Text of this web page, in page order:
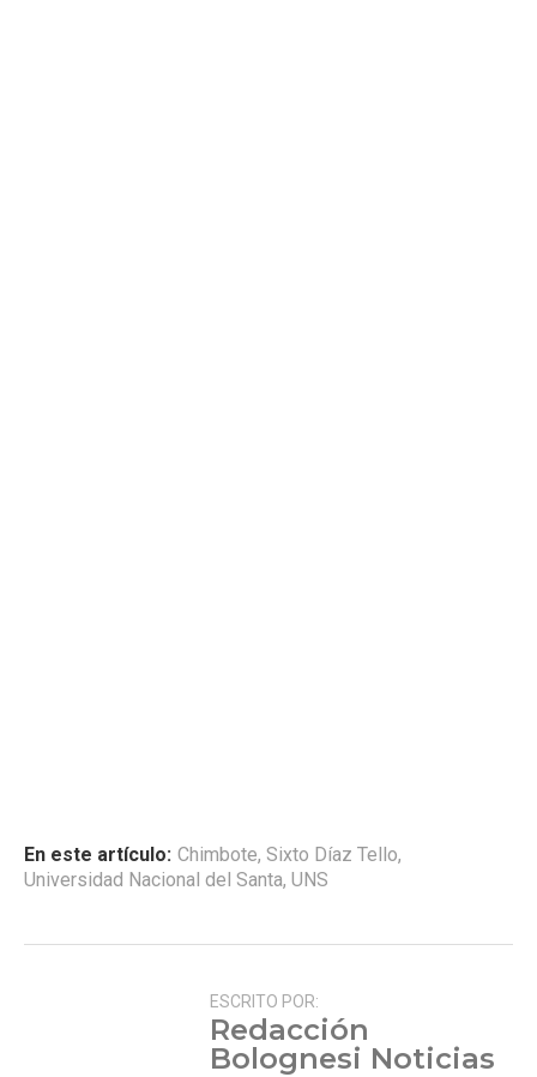
En este artículo: Chimbote, Sixto Díaz Tello,
Universidad Nacional del Santa, UNS
ESCRITO POR:
Redacción
Bolognesi Noticias